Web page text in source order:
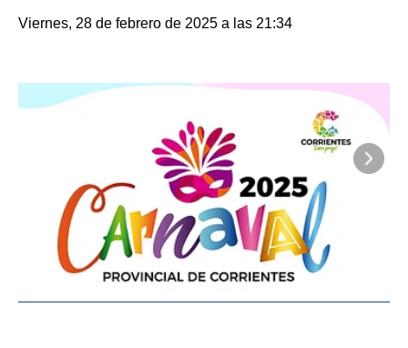
Viernes, 28 de febrero de 2025 a las 21:34